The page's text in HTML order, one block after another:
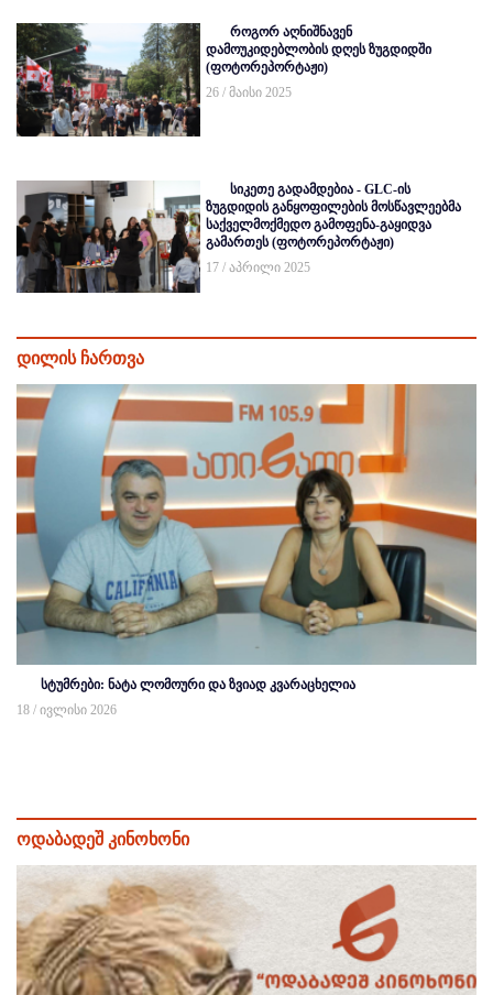
როგორ აღნიშნავენ
დამოუკიდებლობის დღეს ზუგდიდში
(ფოტორეპორტაჟი)
26 / მაისი 2025
სიკეთე გადამდებია - GLC-ის
ზუგდიდის განყოფილების მოსწავლეებმა
საქველმოქმედო გამოფენა-გაყიდვა
გამართეს (ფოტორეპორტაჟი)
17 / აპრილი 2025
დილის ჩართვა
სტუმრები: ნატა ლომოური და ზვიად კვარაცხელია
18 / ივლისი 2026
ოდაბადეშ კინოხონი